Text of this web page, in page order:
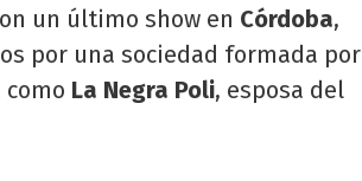
un último show en Córdoba,
por una sociedad formada por
como La Negra Poli, esposa del